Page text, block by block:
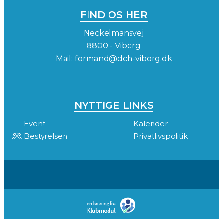
FIND OS HER
Neckelmansvej
8800 - Viborg
Mail: formand@dch-viborg.dk
NYTTIGE LINKS
Event
Kalender
Bestyrelsen
Privatlivspolitik